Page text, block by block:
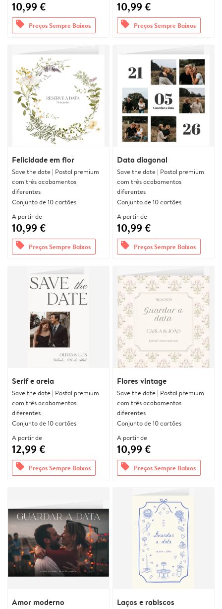
10,99 €
offers Preços Sempre Baixos
10,99 €
offers Preços Sempre Baixos
Felicidade em flor
Save the date | Postal premium
com três acabamentos
diferentes
Conjunto de 10 cartões
A partir de
10,99 €
offers Preços Sempre Baixos
Data diagonal
Save the date | Postal premium
com três acabamentos
diferentes
Conjunto de 10 cartões
A partir de
10,99 €
offers Preços Sempre Baixos
Serif e areia
Save the date | Postal premium
com três acabamentos
diferentes
Conjunto de 10 cartões
A partir de
12,99 €
offers Preços Sempre Baixos
Flores vintage
Save the date | Postal premium
com três acabamentos
diferentes
Conjunto de 10 cartões
A partir de
10,99 €
offers Preços Sempre Baixos
Amor moderno Laços e rabiscos